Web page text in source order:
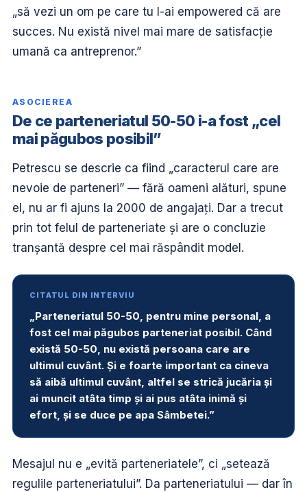
„să vezi un om pe care tu l-ai empowered că are
succes. Nu există nivel mai mare de satisfacție
umană ca antreprenor.”
ASOCIEREA
De ce parteneriatul 50-50 i-a fost „cel
mai păgubos posibil”
Petrescu se descrie ca fiind „caracterul care are
nevoie de parteneri” — fără oameni alături, spune
el, nu ar fi ajuns la 2000 de angajați. Dar a trecut
prin tot felul de parteneriate și are o concluzie
tranșantă despre cel mai răspândit model.
CITATUL DIN INTERVIU
„Parteneriatul 50-50, pentru mine personal, a
fost cel mai păgubos parteneriat posibil. Când
există 50-50, nu există persoana care are
ultimul cuvânt. Și e foarte important ca cineva
să aibă ultimul cuvânt, altfel se strică jucăria și
ai muncit atâta timp și ai pus atâta inimă și
efort, și se duce pe apa Sâmbetei.”
Mesajul nu e „evită parteneriatele”, ci „setează
regulile parteneriatului”. Da parteneriatului — dar în